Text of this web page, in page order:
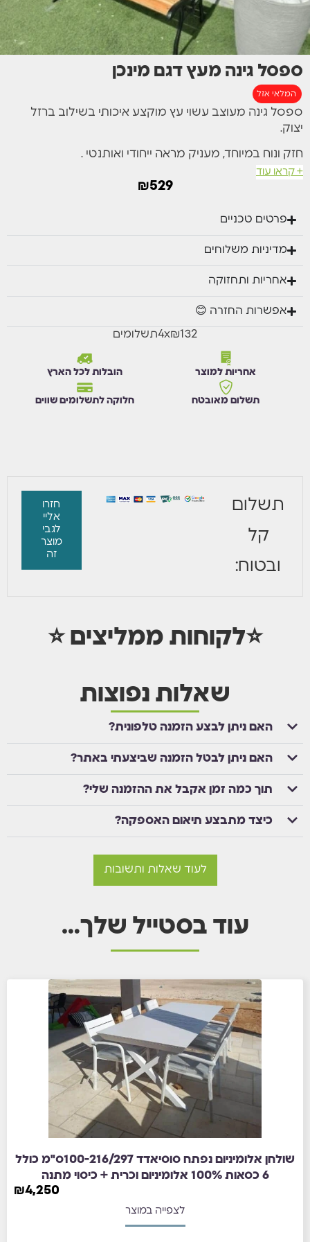
ספסל גינה מעץ דגם מינכן
המלאי אזל
ספסל גינה מעוצב עשוי עץ מוקצע איכותי בשילוב ברזל
יצוק.
חזק ונוח במיוחד, מעניק מראה ייחודי ואותנטי .
מידות:
מוצר זה אזל מהמלאי אך יתכן מאוד וישוב למלאי
הזן את פרטיך ונודיע לך כשהמוצר יחזור למלאי.
מספר הטלפון שלך
אני מסכים/ה לקבל הודעת וואטסאפ כאשר מוצר זה יחזור למלאי.
עדכנו אותי בוואטסאפ
+ קראו עוד
₪529
פרטים טכניים
מדיניות משלוחים
אחריות ותחזוקה
אפשרות החזרה 😊
₪132
x
4תשלומים
אחריות למוצר הובלות לכל הארץ
תשלום מאובטח חלוקה לתשלומים שווים
תשלום
קל
ובטוח:
חזרו
אליי
לגבי
מוצר
זה
⭐לקוחות ממליצים ⭐
שאלות נפוצות
האם ניתן לבצע הזמנה טלפונית?
האם ניתן לבטל הזמנה שביצעתי באתר?
תוך כמה זמן אקבל את ההזמנה שלי?
כיצד מתבצע תיאום האספקה?
לעוד שאלות ותשובות
עוד בסטייל שלך…
שולחן אלומיניום נפתח סוסיאדד 100-216/297ס"מ כולל
6 כסאות 100% אלומיניום וכרית + כיסוי מתנה
₪4,250
לצפייה במוצר